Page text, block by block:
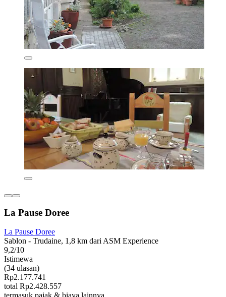
La Pause Doree
La Pause Doree
Sablon - Trudaine, 1,8 km dari ASM Experience
9,2/10
Istimewa
(34 ulasan)
Rp2.177.741
total Rp2.428.557